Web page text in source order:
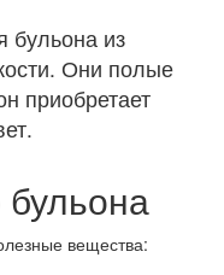
бульона из
Они полые
приобретает
бульона
вещества: